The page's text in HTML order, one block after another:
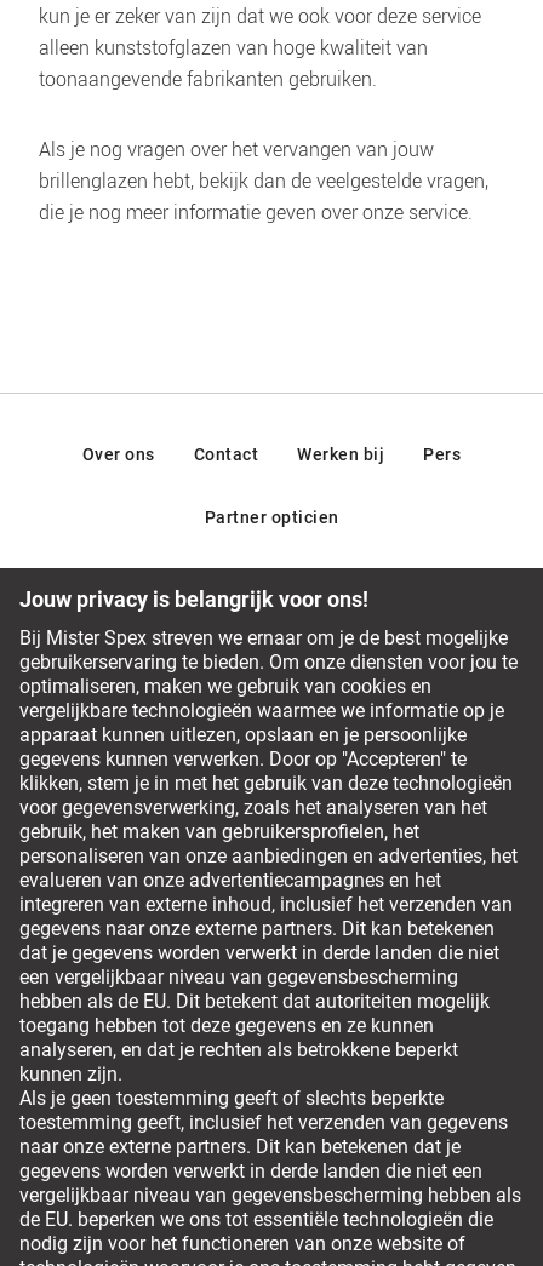
kun je er zeker van zijn dat we ook voor deze service
alleen kunststofglazen van hoge kwaliteit van
Als je nog vragen over het vervangen van jouw
brillenglazen hebt, bekijk dan de veelgestelde vragen,
die je nog meer informatie geven over onze service.
Over ons Contact Werken bij Pers
Partner opticien
Ons team van opticiens staat graag voor je klaar
Veelgestelde vragen
Service Chat
0800 380 0677
Betalingsmethodes
Leveropties
Om veilig te kunnen bestellen